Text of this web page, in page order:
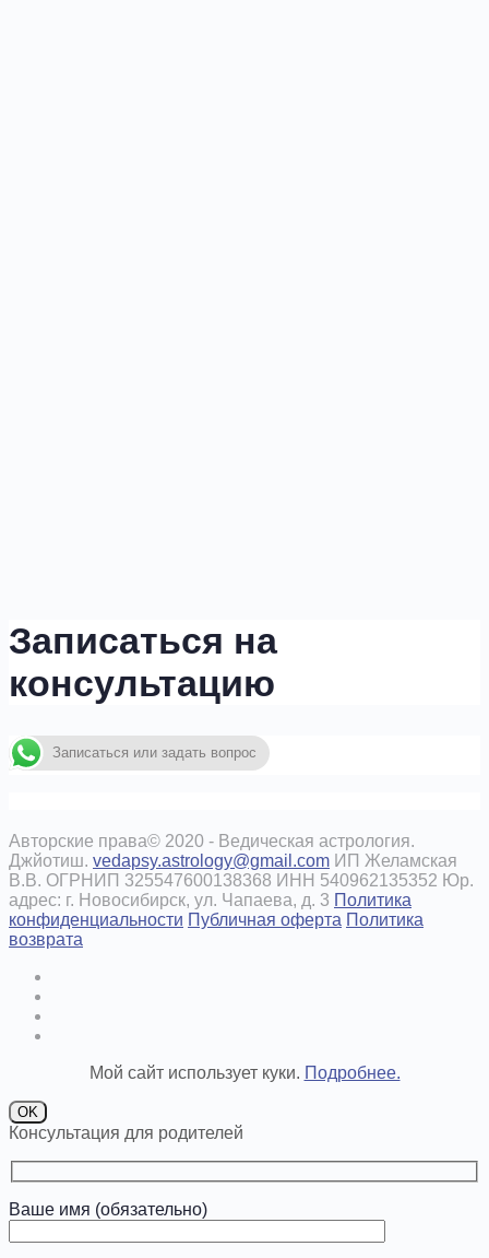
Записаться на
консультацию
Записаться или задать вопрос
Авторские права© 2020 - Ведическая астрология.
Джйотиш. vedapsy.astrology@gmail.com ИП Желамская
В.В. ОГРНИП 325547600138368 ИНН 540962135352 Юр.
адрес: г. Новосибирск, ул. Чапаева, д. 3 Политика
конфиденциальности Публичная оферта Политика
возврата
Мой сайт использует куки. Подробнее.
OK
Консультация для родителей
Ваше имя (обязательно)